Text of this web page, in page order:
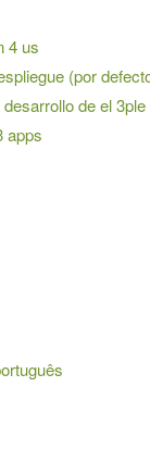
4 us
(por
de el
apps